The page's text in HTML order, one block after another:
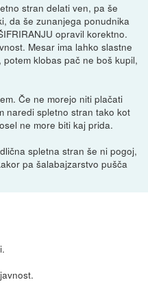
stran delati ven, pa še
da še zunanjega ponudnika
opravil korektno.
Mesar ima lahko slastne
klobas pač ne boš kupil,
Če ne morejo niti plačati
naredi spletno stran tako kot
ne more biti kaj prida.
spletna stran še ni pogoj,
pa šalabajzarstvo pušča